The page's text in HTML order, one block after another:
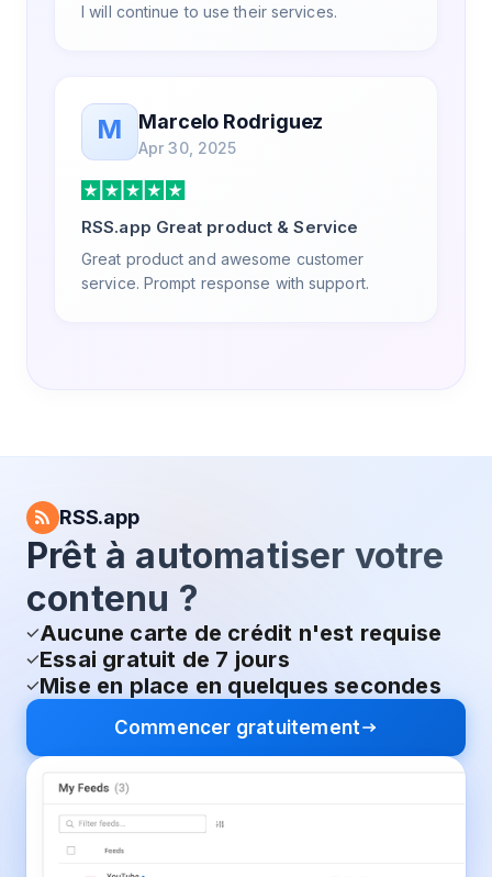
I will continue to use their services.
M Marcelo Rodriguez
Apr 30, 2025
RSS.app Great product & Service
Great product and awesome customer
service. Prompt response with support.
RSS.app
Prêt à automatiser votre
contenu ?
Aucune carte de crédit n'est requise
Essai gratuit de 7 jours
Mise en place en quelques secondes
Commencer gratuitement